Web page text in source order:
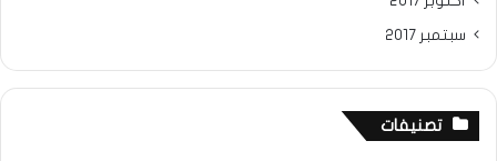
سبتمبر 2017
تصنيفات